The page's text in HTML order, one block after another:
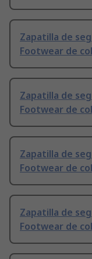
Zapatilla de
Footwear de
Zapatilla de
Footwear de
Zapatilla de
Footwear de
Zapatilla de
Footwear de